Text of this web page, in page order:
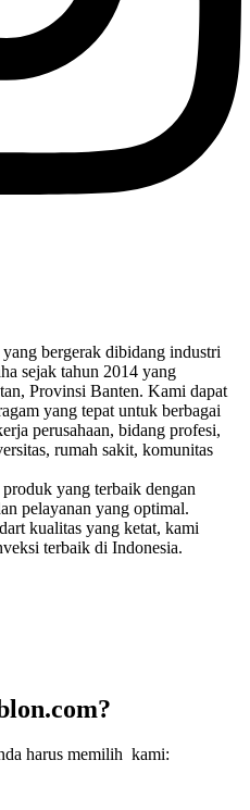
bergerak dibidang industri
sejak tahun 2014 yang
Provinsi Banten. Kami dapat
yang tepat untuk berbagai
perusahaan, bidang profesi,
rumah sakit, komunitas
yang terbaik dengan
pelayanan yang optimal.
kualitas yang ketat, kami
terbaik di Indonesia.
harus memilih kami: